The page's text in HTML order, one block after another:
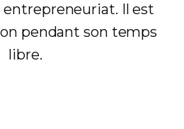
entrepreneuriat. Il est
pendant son temps
libre.